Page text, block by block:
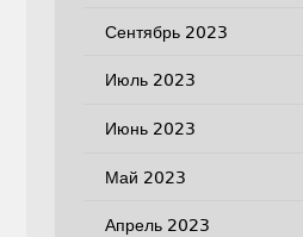
Сентябрь 2023
Июль 2023
Июнь 2023
Май 2023
Апрель 2023